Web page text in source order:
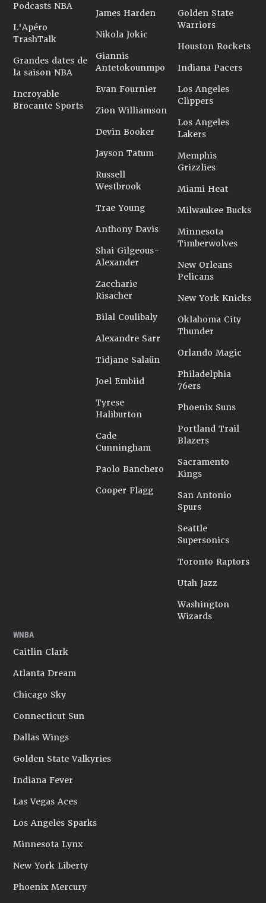
Podcasts NBA
L'Apéro
TrashTalk
Grandes dates de
la saison NBA
Incroyable
Brocante Sports
James Harden
Nikola Jokic
Giannis
Antetokounmpo
Evan Fournier
Zion Williamson
Devin Booker
Jayson Tatum
Russell
Westbrook
Trae Young
Anthony Davis
Shai Gilgeous-
Alexander
Zaccharie
Risacher
Bilal Coulibaly
Alexandre Sarr
Tidjane Salaün
Joel Embiid
Tyrese
Haliburton
Cade
Cunningham
Paolo Banchero
Cooper Flagg
Golden State
Warriors
Houston Rockets
Indiana Pacers
Los Angeles
Clippers
Los Angeles
Lakers
Memphis
Grizzlies
Miami Heat
Milwaukee Bucks
Minnesota
Timberwolves
New Orleans
Pelicans
New York Knicks
Oklahoma City
Thunder
Orlando Magic
Philadelphia
76ers
Phoenix Suns
Portland Trail
Blazers
Sacramento
Kings
San Antonio
Spurs
Seattle
Supersonics
Toronto Raptors
Utah Jazz
Washington
Wizards
WNBA
Caitlin Clark
Atlanta Dream
Chicago Sky
Connecticut Sun
Dallas Wings
Golden State Valkyries
Indiana Fever
Las Vegas Aces
Los Angeles Sparks
Minnesota Lynx
New York Liberty
Phoenix Mercury